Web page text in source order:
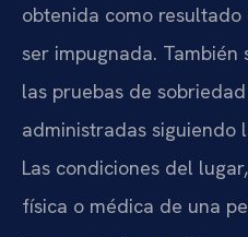
obtenida como
ser impugnada.
las pruebas de
administradas siguiendo
Las condiciones del
física o médica de una